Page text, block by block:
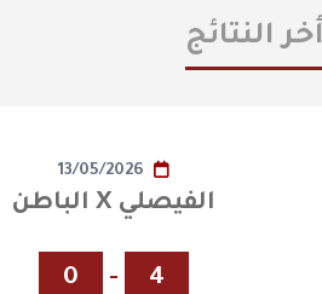
أخر النتائج
13/05/2026
الفيصلي X الباطن
4
-
0